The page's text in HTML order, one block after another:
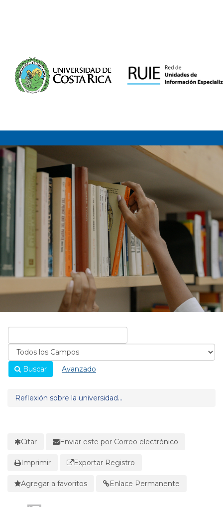
Buscar Avanzado
Reflexión sobre la universidad...
Citar Enviar este por Correo electrónico
Imprimir Exportar Registro
Agregar a favoritos Enlace Permanente